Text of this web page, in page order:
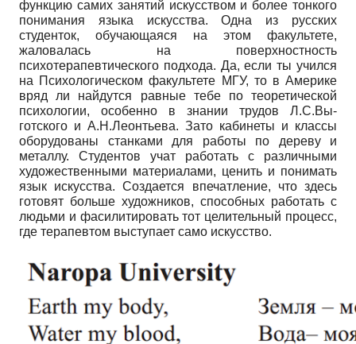
функцию самих занятий искусством и более тонкого
понимания языка искусства. Одна из русских
студенток, обучающаяся на этом факультете,
жаловалась на поверхностность
психотерапевтического подхода. Да, если ты учился
на Психологическом факультете МГУ, то в Америке
вряд ли найдутся равные тебе по теоретической
психологии, особенно в знании трудов Л.С.Вы-
готского и А.Н.Леонтьева. Зато кабинеты и классы
оборудованы станками для работы по дереву и
металлу. Студентов учат работать с различными
художественными материалами, ценить и понимать
язык искусства. Создается впечатление, что здесь
готовят больше художников, способных работать с
людьми и фасилитировать тот целительный процесс,
где терапевтом выступает само искусство.